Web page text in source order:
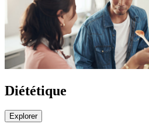
Diététique
Explorer